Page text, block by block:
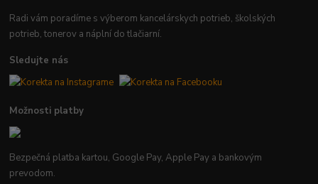
Radi vám poradíme s výberom kancelárskych potrieb, školských
potrieb, tonerov a náplní do tlačiarní.
Sledujte nás
Možnosti platby
Bezpečná platba kartou, Google Pay, Apple Pay a bankovým
prevodom.